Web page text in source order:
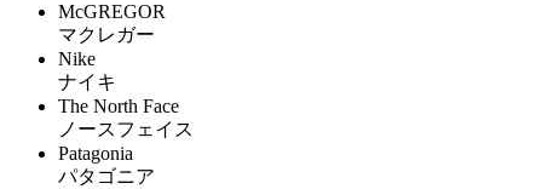
McGREGOR
マクレガー
Nike
ナイキ
The North Face
ノースフェイス
Patagonia
パタゴニア